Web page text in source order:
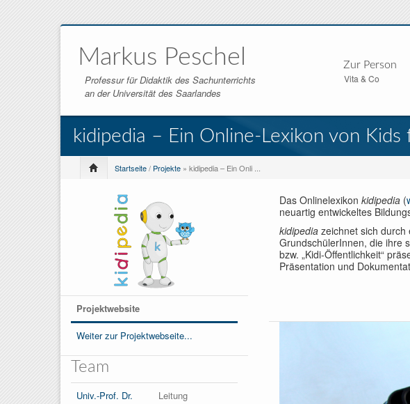
Markus Peschel
Professur für Didaktik des Sachunterrichts
an der Universität des Saarlandes
Zur Person
Vita & Co
kidipedia – Ein Online-Lexikon von Kids
Startseite/ Projekte » kidipedia – Ein Onli ...
Projektwebsite
Weiter zur Projektwebseite...
Team
Univ.-Prof. Dr.
Leitung
Das Onlinelexikon kidipedia (
neuartig entwickeltes
kidipedia zeichnet sich
GrundschülerInnen, die ihre
bzw. „Kidi-Öffentlichkeit“
Präsentation und